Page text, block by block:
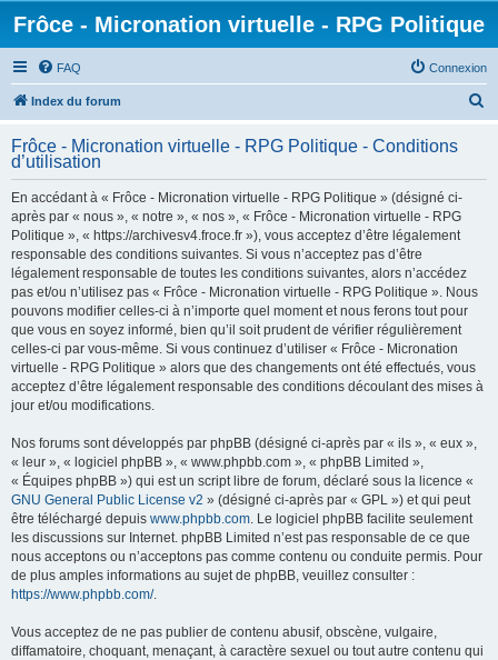
Frôce - Micronation virtuelle - RPG Politique
FAQ Connexion
Index du forum
h
Frôce - Micronation virtuelle - RPG Politique - Conditions
d’utilisation
En accédant à « Frôce - Micronation virtuelle - RPG Politique » (désigné ci-
après par « nous », « notre », « nos », « Frôce - Micronation virtuelle - RPG
Politique », « https://archivesv4.froce.fr »), vous acceptez d’être légalement
responsable des conditions suivantes. Si vous n’acceptez pas d’être
légalement responsable de toutes les conditions suivantes, alors n’accédez
pas et/ou n’utilisez pas « Frôce - Micronation virtuelle - RPG Politique ». Nous
pouvons modifier celles-ci à n’importe quel moment et nous ferons tout pour
que vous en soyez informé, bien qu’il soit prudent de vérifier régulièrement
celles-ci par vous-même. Si vous continuez d’utiliser « Frôce - Micronation
virtuelle - RPG Politique » alors que des changements ont été effectués, vous
acceptez d’être légalement responsable des conditions découlant des mises à
jour et/ou modifications.
Nos forums sont développés par phpBB (désigné ci-après par « ils », « eux »,
« leur », « logiciel phpBB », « www.phpbb.com », « phpBB Limited »,
« Équipes phpBB ») qui est un script libre de forum, déclaré sous la licence «
GNU General Public License v2 » (désigné ci-après par « GPL ») et qui peut
être téléchargé depuis www.phpbb.com. Le logiciel phpBB facilite seulement
les discussions sur Internet. phpBB Limited n’est pas responsable de ce que
nous acceptons ou n’acceptons pas comme contenu ou conduite permis. Pour
de plus amples informations au sujet de phpBB, veuillez consulter :
https://www.phpbb.com/.
Vous acceptez de ne pas publier de contenu abusif, obscène, vulgaire,
diffamatoire, choquant, menaçant, à caractère sexuel ou tout autre contenu qui